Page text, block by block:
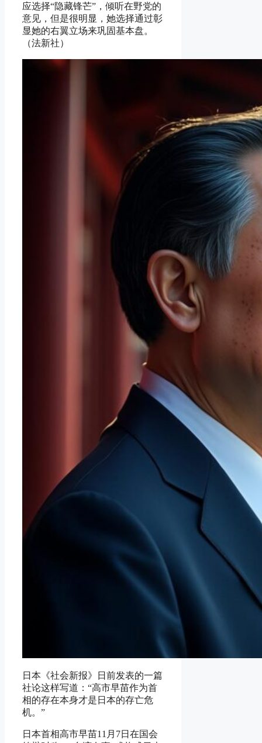
应选择“隐藏锋芒”，倾听在野党的
意见，但是很明显，她选择通过彰
显她的右翼立场来巩固基本盘。
（法新社）
日本《社会新报》日前发表的一篇
社论这样写道：“高市早苗作为首
相的存在本身才是日本的存亡危
机。”
日本首相高市早苗11月7日在国会